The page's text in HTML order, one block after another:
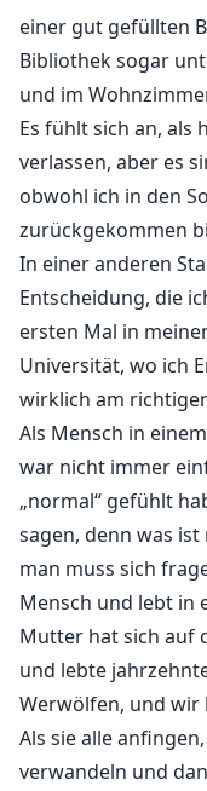
gottgleichen Alpha
es, als könnte er
21 Jahre lang
Flammen seiner
Und nachdem sie
den Mut haben,
ihrer Mutter zu
einer gut gefüllten
Bibliothek sogar
und im
Es fühlt sich an, als
verlassen, aber es
obwohl ich in den
zurückgekommen
In einer anderen
Entscheidung, die
ersten Mal in
Universität, wo ich
wirklich am
Als Mensch in
war nicht immer
„normal“ gefühlt
sagen, denn was
man muss sich
Mensch und lebt in
Mutter hat sich auf
und lebte
Werwölfen, und wir
Als sie alle
verwandeln und